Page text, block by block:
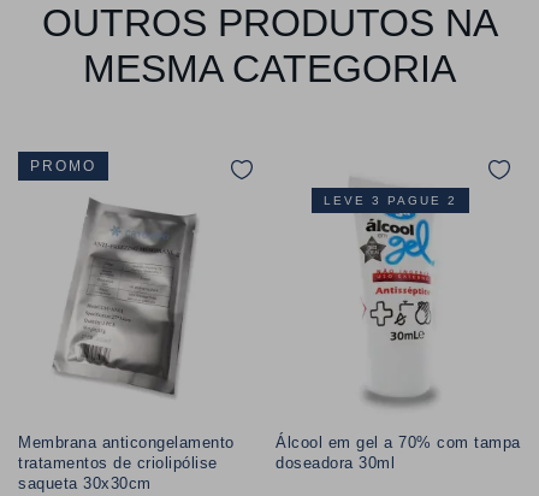
OUTROS PRODUTOS NA
MESMA CATEGORIA
PROMO
Membrana anticongelamento
tratamentos de criolipólise
saqueta 30x30cm
LEVE 3 PAGUE 2
Álcool em gel a 70% com tampa
doseadora 30ml